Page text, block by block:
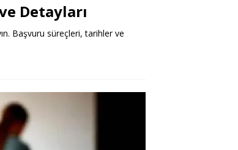
Detayları
Başvuru süreçleri, tarihler ve